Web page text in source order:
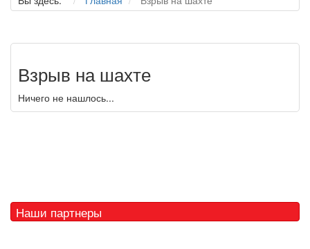
Взрыв на шахте
Ничего не нашлось...
Наши партнеры